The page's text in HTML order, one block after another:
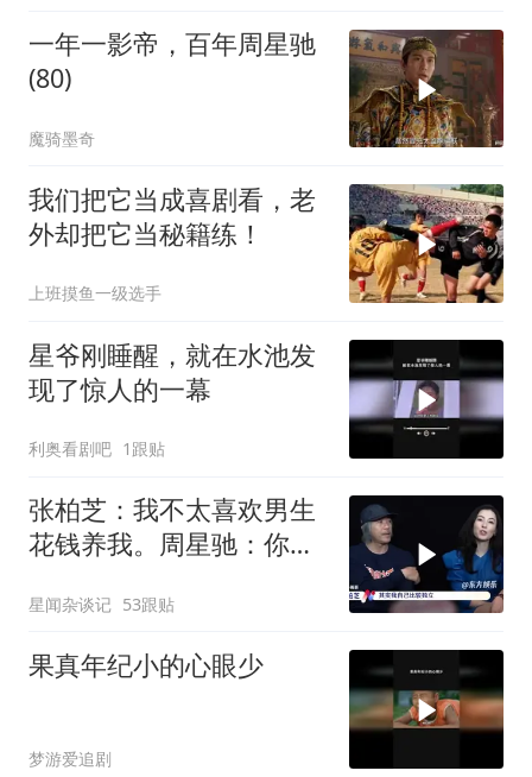
一年一影帝，百年周星驰
(80)
魔骑墨奇
我们把它当成喜剧看，老
外却把它当秘籍练！
上班摸鱼一级选手
星爷刚睡醒，就在水池发
现了惊人的一幕
利奥看剧吧 1跟贴
张柏芝：我不太喜欢男生
花钱养我。周星驰：你不
星闻杂谈记 53跟贴
果真年纪小的心眼少
梦游爱追剧